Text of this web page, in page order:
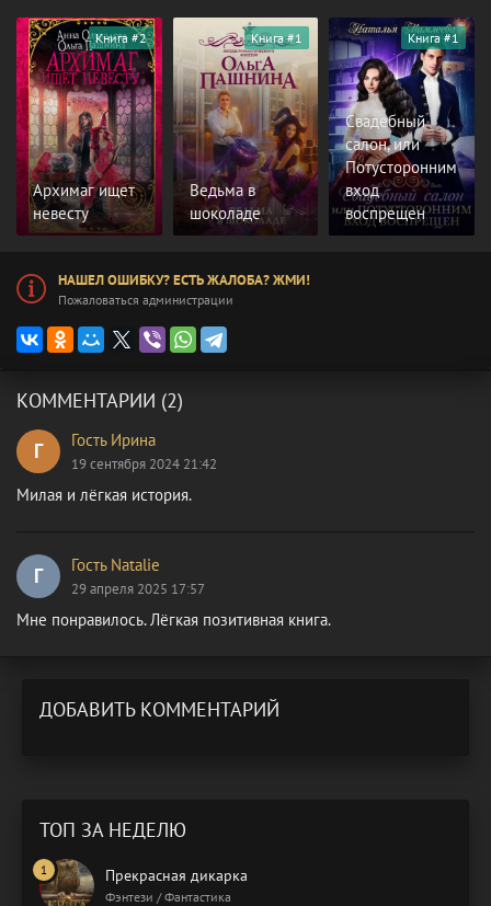
Архимаг ищет
невесту
Книга #2
Ведьма в
шоколаде
Книга #1
Свадебный
салон, или
Потусторонним
вход
воспрещен
Книга #1
НАШЕЛ ОШИБКУ? ЕСТЬ ЖАЛОБА? ЖМИ!
Пожаловаться администрации
КОММЕНТАРИИ (2)
Г Гость Ирина
19 сентября 2024 21:42
Милая и лёгкая история.
Г Гость Natalie
29 апреля 2025 17:57
Мне понравилось. Лёгкая позитивная книга.
ДОБАВИТЬ КОММЕНТАРИЙ
ТОП ЗА НЕДЕЛЮ
Прекрасная дикарка
Фэнтези / Фантастика